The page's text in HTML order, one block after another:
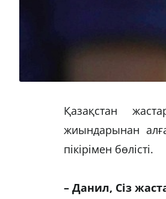
Қазақстан
жиындарынан
пікірімен бөлісті.
– Данил, Сіз